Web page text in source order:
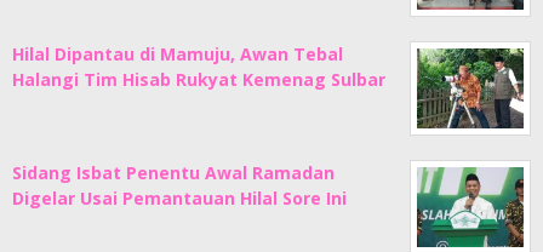
Hilal Dipantau di Mamuju, Awan Tebal
Halangi Tim Hisab Rukyat Kemenag Sulbar
Sidang Isbat Penentu Awal Ramadan
Digelar Usai Pemantauan Hilal Sore Ini